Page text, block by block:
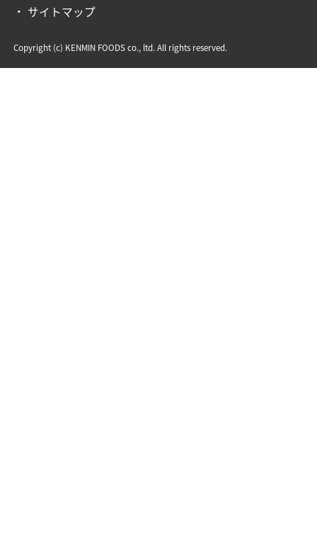
サイトマップ
Copyright (c) KENMIN FOODS co., ltd. All rights reserved.